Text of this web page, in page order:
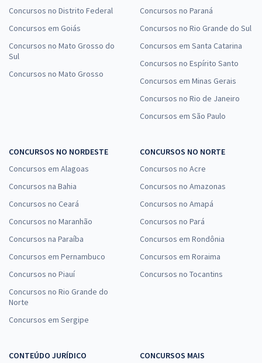
Concursos no Distrito Federal
Concursos em Goiás
Concursos no Mato Grosso do
Sul
Concursos no Mato Grosso
Concursos no Paraná
Concursos no Rio Grande do Sul
Concursos em Santa Catarina
Concursos no Espírito Santo
Concursos em Minas Gerais
Concursos no Rio de Janeiro
Concursos em São Paulo
CONCURSOS NO NORDESTE
Concursos em Alagoas
Concursos na Bahia
Concursos no Ceará
Concursos no Maranhão
Concursos na Paraíba
Concursos em Pernambuco
Concursos no Piauí
Concursos no Rio Grande do
Norte
Concursos em Sergipe
CONCURSOS NO NORTE
Concursos no Acre
Concursos no Amazonas
Concursos no Amapá
Concursos no Pará
Concursos em Rondônia
Concursos em Roraima
Concursos no Tocantins
CONTEÚDO JURÍDICO
CONCURSOS MAIS